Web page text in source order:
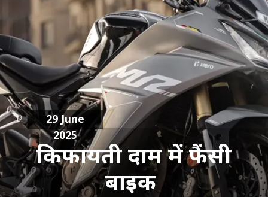
किफायती दाम में फैंसी
बाइक
29 June
2025